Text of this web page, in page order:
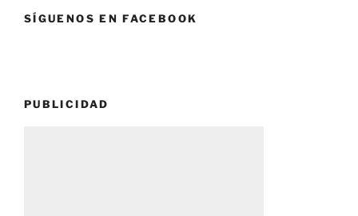
SÍGUENOS EN FACEBOOK
PUBLICIDAD